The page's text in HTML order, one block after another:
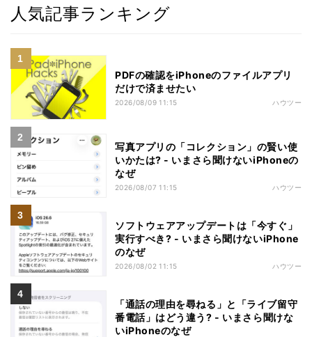
人気記事ランキング
PDFの確認をiPhoneのファイルアプリ
だけで済ませたい
2026/08/09 11:15 ハウツー
写真アプリの「コレクション」の賢い使
いかたは? - いまさら聞けないiPhoneの
なぜ
2026/08/07 11:15 ハウツー
ソフトウェアアップデートは「今すぐ」
実行すべき? - いまさら聞けないiPhone
のなぜ
2026/08/02 11:15 ハウツー
「通話の理由を尋ねる」と「ライブ留守
番電話」はどう違う? - いまさら聞けな
いiPhoneのなぜ